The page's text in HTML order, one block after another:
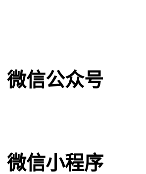
微信公众号
微信小程序